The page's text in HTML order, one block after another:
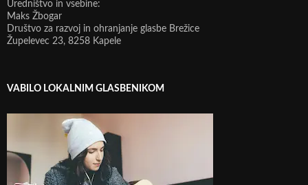
Uredništvo in vsebine:
Maks Žbogar
Društvo za razvoj in ohranjanje glasbe Brežice
Župelevec 23, 8258 Kapele
VABILO LOKALNIM GLASBENIKOM